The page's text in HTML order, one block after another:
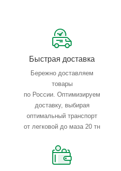
Быстрая доставка
Бережно доставляем
товары
по России. Оптимизируем
доставку, выбирая
оптимальный транспорт
от легковой до маза 20 тн